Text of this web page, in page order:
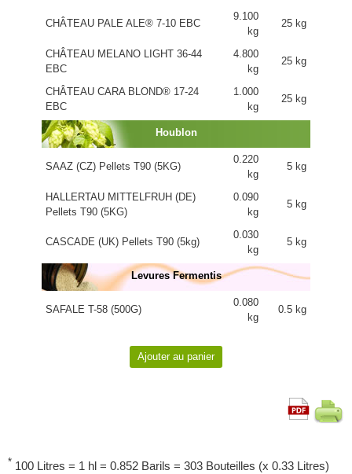
CHÂTEAU PALE ALE® 7-10 EBC
9.100
kg
25 kg
CHÂTEAU MELANO LIGHT 36-44
EBC
4.800
kg
25 kg
CHÂTEAU CARA BLOND® 17-24
EBC
1.000
kg
25 kg
Houblon
SAAZ (CZ) Pellets T90 (5KG)
0.220
kg
5 kg
HALLERTAU MITTELFRUH (DE)
Pellets T90 (5KG)
0.090
kg
5 kg
CASCADE (UK) Pellets T90 (5kg)
0.030
kg
5 kg
Levures Fermentis
SAFALE T-58 (500G)
0.080
kg
0.5 kg
* 100 Litres = 1 hl = 0.852 Barils = 303 Bouteilles (x 0.33 Litres)